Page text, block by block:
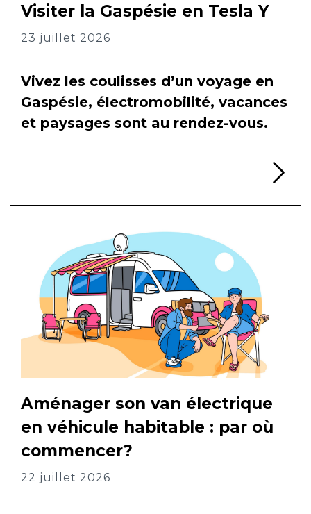
Visiter la Gaspésie en Tesla Y
23 juillet 2026
Vivez les coulisses d’un voyage en
Gaspésie, électromobilité, vacances
et paysages sont au rendez-vous.
Aménager son van électrique
en véhicule habitable : par où
commencer?
22 juillet 2026